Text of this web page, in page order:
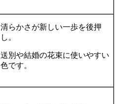
清らかさが新しい一歩を後押
し。
送別や結婚の花束に使いやすい
色です。